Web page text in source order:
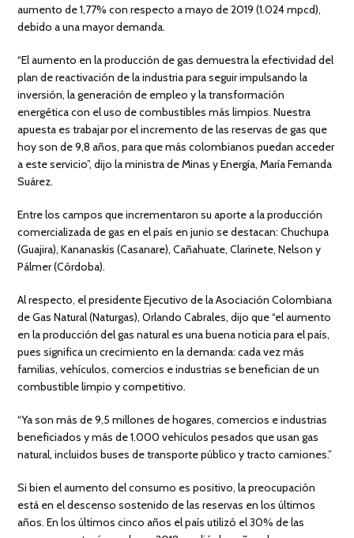
aumento de 1,77% con respecto a mayo de 2019 (1.024 mpcd),
debido a una mayor demanda.
“El aumento en la producción de gas demuestra la efectividad del
plan de reactivación de la industria para seguir impulsando la
inversión, la generación de empleo y la transformación
energética con el uso de combustibles más limpios. Nuestra
apuesta es trabajar por el incremento de las reservas de gas que
hoy son de 9,8 años, para que más colombianos puedan acceder
a este servicio”, dijo la ministra de Minas y Energía, María Fernanda
Suárez.
Entre los campos que incrementaron su aporte a la producción
comercializada de gas en el país en junio se destacan: Chuchupa
(Guajira), Kananaskis (Casanare), Cañahuate, Clarinete, Nelson y
Pálmer (Córdoba).
Al respecto, el presidente Ejecutivo de la Asociación Colombiana
de Gas Natural (Naturgas), Orlando Cabrales, dijo que “el aumento
en la producción del gas natural es una buena noticia para el país,
pues significa un crecimiento en la demanda: cada vez más
familias, vehículos, comercios e industrias se benefician de un
combustible limpio y competitivo.
“Ya son más de 9,5 millones de hogares, comercios e industrias
beneficiados y más de 1.000 vehículos pesados que usan gas
natural, incluidos buses de transporte público y tracto camiones.”
Si bien el aumento del consumo es positivo, la preocupación
está en el descenso sostenido de las reservas en los últimos
años. En los últimos cinco años el país utilizó el 30% de las